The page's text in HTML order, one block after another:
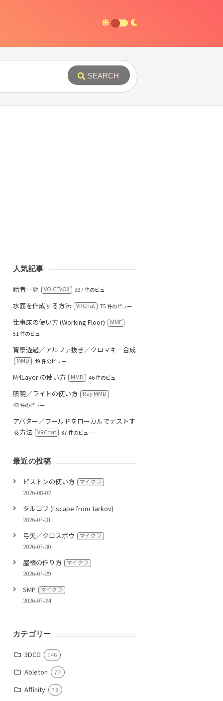
SEARCH
人気記事
話者一覧 VOICEVOX 397 件のビュー
水面を作成する方法 VRChat 75 件のビュー
仕事床の使い方 (Working Floor)
MME
51 件のビュー
背景透過／アルファ抜き／クロマキー合成
MMD 49 件のビュー
M4Layer の使い方 MMD 46 件のビュー
照明／ライトの使い方
Ray MMD
43 件のビュー
アバター／ワールドをローカルでテストす
る方法
VRChat 37 件のビュー
最近の投稿
ピストンの使い方 マイクラ
2026-08-02
タルコフ (Escape from Tarkov)
2026-07-31
弓矢／クロスボウ マイクラ
2026-07-30
屋根の作り方 マイクラ
2026-07-29
SMP マイクラ
2026-07-24
カテゴリー
3DCG 146
Ableton 77
Affinity 78